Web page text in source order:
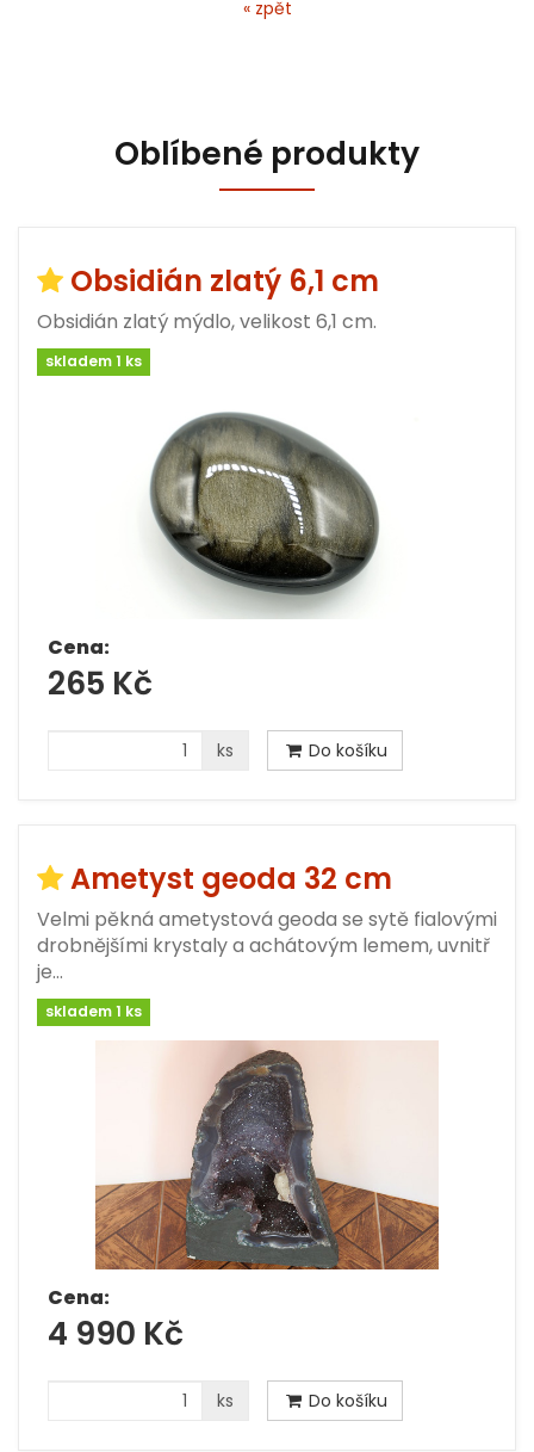
« zpět
Oblíbené produkty
Obsidián zlatý 6,1 cm
Obsidián zlatý mýdlo, velikost 6,1 cm.
skladem 1 ks
Cena:
265 Kč
ks Do košíku
Ametyst geoda 32 cm
Velmi pěkná ametystová geoda se sytě fialovými
drobnějšími krystaly a achátovým lemem, uvnitř
je…
skladem 1 ks
Cena:
4 990 Kč
ks Do košíku